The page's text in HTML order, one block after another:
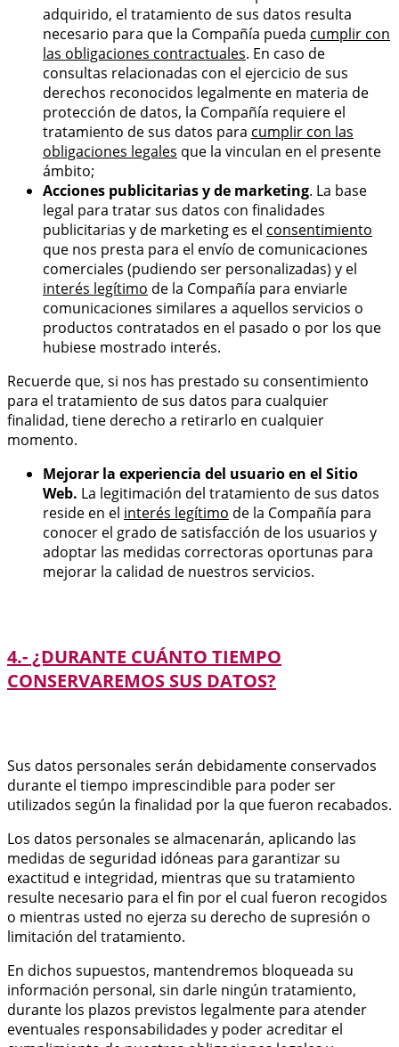
adquirido, el tratamiento de sus datos resulta
necesario para que la Compañía pueda cumplir con
las obligaciones contractuales. En caso de
consultas relacionadas con el ejercicio de sus
derechos reconocidos legalmente en materia de
protección de datos, la Compañía requiere el
tratamiento de sus datos para cumplir con las
obligaciones legales que la vinculan en el presente
ámbito;
Acciones publicitarias y de marketing. La base
legal para tratar sus datos con finalidades
publicitarias y de marketing es el consentimiento
que nos presta para el envío de comunicaciones
comerciales (pudiendo ser personalizadas) y el
interés legítimo de la Compañía para enviarle
comunicaciones similares a aquellos servicios o
productos contratados en el pasado o por los que
hubiese mostrado interés.
Recuerde que, si nos has prestado su consentimiento
para el tratamiento de sus datos para cualquier
finalidad, tiene derecho a retirarlo en cualquier
momento.
Mejorar la experiencia del usuario en el Sitio
Web. La legitimación del tratamiento de sus datos
reside en el interés legítimo de la Compañía para
conocer el grado de satisfacción de los usuarios y
adoptar las medidas correctoras oportunas para
mejorar la calidad de nuestros servicios.
4.- ¿DURANTE CUÁNTO TIEMPO
CONSERVAREMOS SUS DATOS?
Sus datos personales serán debidamente conservados
durante el tiempo imprescindible para poder ser
utilizados según la finalidad por la que fueron recabados.
Los datos personales se almacenarán, aplicando las
medidas de seguridad idóneas para garantizar su
exactitud e integridad, mientras que su tratamiento
resulte necesario para el fin por el cual fueron recogidos
o mientras usted no ejerza su derecho de supresión o
limitación del tratamiento.
En dichos supuestos, mantendremos bloqueada su
información personal, sin darle ningún tratamiento,
durante los plazos previstos legalmente para atender
eventuales responsabilidades y poder acreditar el